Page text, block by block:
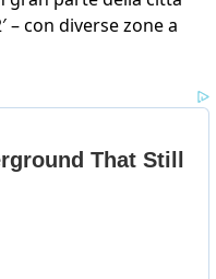
– con diverse zone a